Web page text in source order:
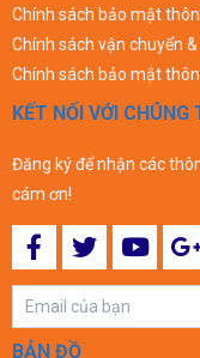
Chính sách bảo mật
Chính sách vận chuyển
Chính sách bảo mật
KẾT NỐI VỚI CHÚNG
Đăng ký để nhận các
cám ơn!
BẢN ĐỒ